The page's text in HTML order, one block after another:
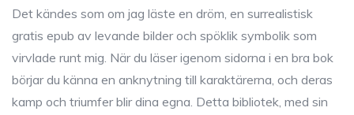
Det kändes som om jag läste en dröm, en surrealistisk
gratis epub av levande bilder och spöklik symbolik som
virvlade runt mig. När du läser igenom sidorna i en bra bok
börjar du känna en anknytning till karaktärerna, och deras
kamp och triumfer blir dina egna. Detta bibliotek, med sin